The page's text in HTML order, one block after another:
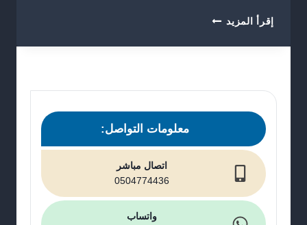
إقرأ المزيد معلم
بديل
:
0504774436معلومات التواصل:
اتصال مباشر
0504774436
واتساب